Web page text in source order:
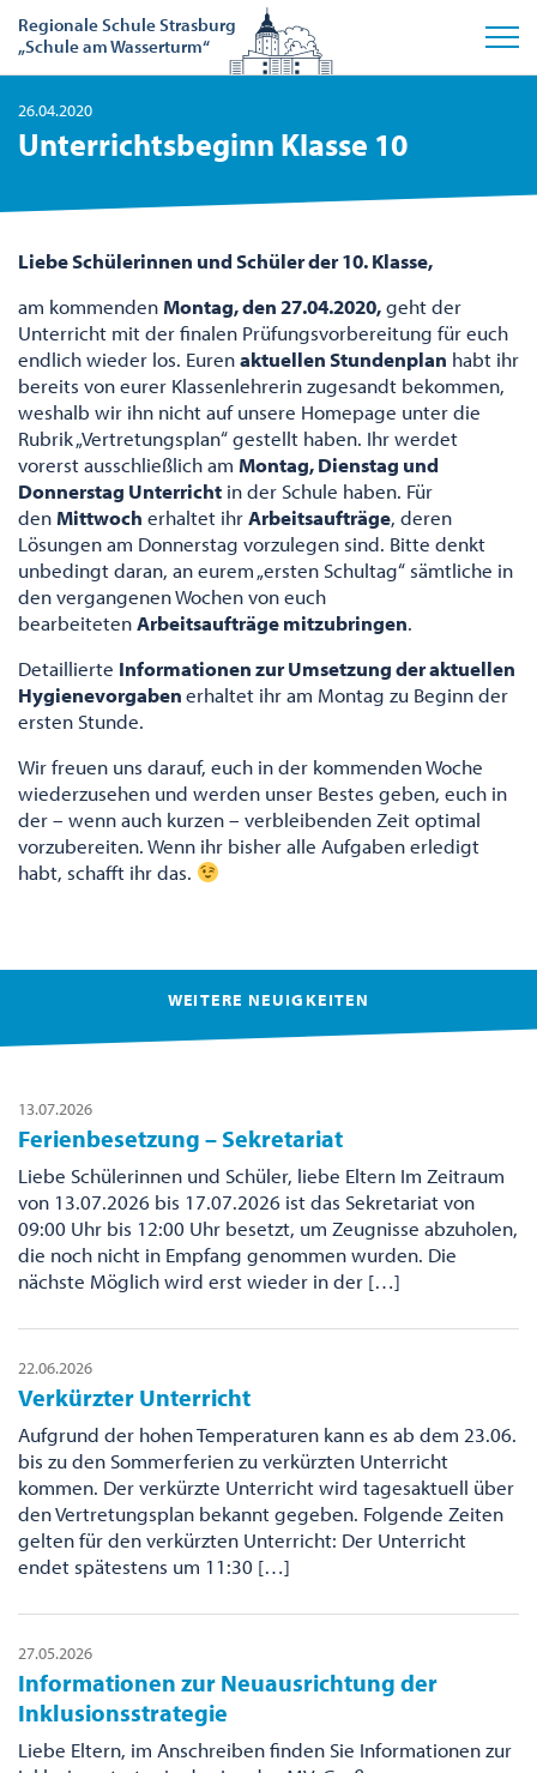
Regionale Schule Strasburg
„Schule am Wasserturm“
26.04.2020
Unterrichtsbeginn Klasse 10
Liebe Schülerinnen und Schüler der 10. Klasse,
am kommenden Montag, den 27.04.2020,geht der
Unterricht mit der finalen Prüfungsvorbereitung für euch
endlich wieder los. Eurenaktuellen Stundenplan habt ihr
bereits von eurer Klassenlehrerin zugesandt bekommen,
weshalb wir ihn nicht auf unsere Homepage unter die
Rubrik „Vertretungsplan“ gestellt haben. Ihr werdet
vorerst ausschließlich am Montag, Dienstag und
Donnerstag Unterricht in der Schule haben. Für
den Mittwoch erhaltet ihrArbeitsaufträge, deren
Lösungen am Donnerstag vorzulegen sind. Bitte denkt
unbedingt daran, an eurem „ersten Schultag“ sämtliche in
den vergangenen Wochen von euch
bearbeitetenArbeitsaufträge mitzubringen.
Detaillierte Informationen zur Umsetzung der aktuellen
Hygienevorgabenerhaltet ihr am Montag zu Beginn der
ersten Stunde.
Wir freuen uns darauf, euch in der kommenden Woche
wiederzusehen und werden unser Bestes geben, euch in
der – wenn auch kurzen – verbleibenden Zeit optimal
vorzubereiten. Wenn ihr bisher alle Aufgaben erledigt
habt, schafft ihr das.
WEITERE NEUIGKEITEN
13.07.2026
Ferienbesetzung – Sekretariat
Liebe Schülerinnen und Schüler, liebe Eltern Im Zeitraum
von 13.07.2026 bis 17.07.2026 ist das Sekretariat von
09:00 Uhr bis 12:00 Uhr besetzt, um Zeugnisse abzuholen,
die noch nicht in Empfang genommen wurden. Die
nächste Möglich wird erst wieder in der […]
22.06.2026
Verkürzter Unterricht
Aufgrund der hohen Temperaturen kann es ab dem 23.06.
bis zu den Sommerferien zu verkürzten Unterricht
kommen. Der verkürzte Unterricht wird tagesaktuell über
den Vertretungsplan bekannt gegeben. Folgende Zeiten
gelten für den verkürzten Unterricht: Der Unterricht
endet spätestens um 11:30 […]
27.05.2026
Informationen zur Neuausrichtung der
Inklusionsstrategie
Liebe Eltern, im Anschreiben finden Sie Informationen zur